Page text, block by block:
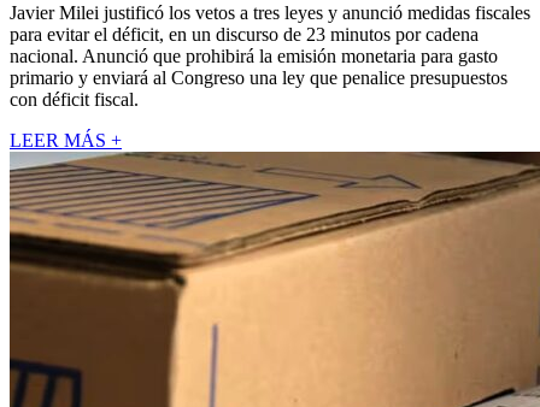
Javier Milei justificó los vetos a tres leyes y anunció medidas fiscales
para evitar el déficit, en un discurso de 23 minutos por cadena
nacional. Anunció que prohibirá la emisión monetaria para gasto
primario y enviará al Congreso una ley que penalice presupuestos
con déficit fiscal.
LEER MÁS +